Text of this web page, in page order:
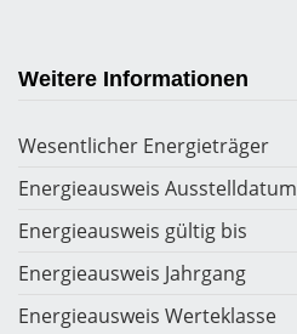
Weitere Informationen
Wesentlicher Energieträger
Energieausweis Ausstelldatum
Energieausweis gültig bis
Energieausweis Jahrgang
Energieausweis Werteklasse